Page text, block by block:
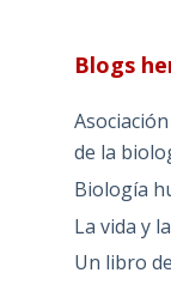
Blogs
de la
Biología
La vida y
Un libro